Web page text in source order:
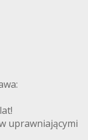
uprawniającymi